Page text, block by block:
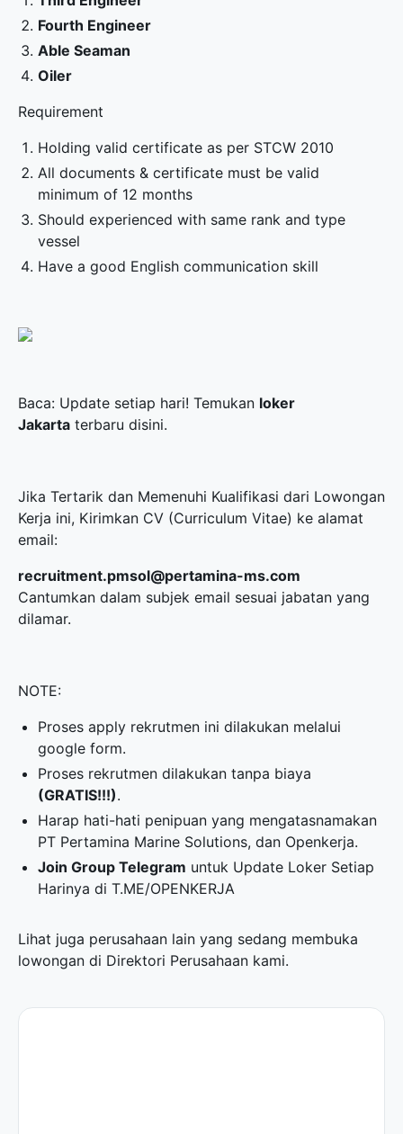
Fourth Engineer
Able Seaman
Oiler
Requirement
Holding valid certificate as per STCW 2010
All documents & certificate must be valid
minimum of 12 months
Should experienced with same rank and type
vessel
Have a good English communication skill
Baca: Update setiap hari! Temukan loker
Jakarta terbaru disini.
Jika Tertarik dan Memenuhi Kualifikasi dari Lowongan
Kerja ini, Kirimkan CV (Curriculum Vitae) ke alamat
email:
recruitment.pmsol@pertamina-ms.com
Cantumkan dalam subjek email sesuai jabatan yang
dilamar.
NOTE:
Proses apply rekrutmen ini dilakukan melalui
google form.
Proses rekrutmen dilakukan tanpa biaya
(GRATIS!!!).
Harap hati-hati penipuan yang mengatasnamakan
PT Pertamina Marine Solutions, dan Openkerja.
Join Group Telegram untuk Update Loker Setiap
Harinya diT.ME/OPENKERJA
Lihat juga perusahaan lain yang sedang membuka
lowongan di Direktori Perusahaan kami.